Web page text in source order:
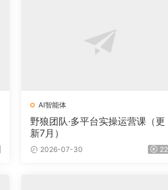
AI智能体
野狼团队·多平台实操运营课（更
新7月）
2026-07-30 22